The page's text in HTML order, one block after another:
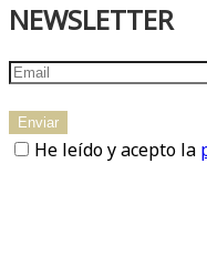
NEWSLETTER
He leído y acepto la